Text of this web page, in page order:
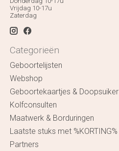
Vrijdag 10-17u
Zaterdag
Categorieën
Geboortelijsten
Webshop
Geboortekaartjes & Doopsuiker
Kolfconsulten
Maatwerk & Borduringen
Laatste stuks met %KORTING%
Partners